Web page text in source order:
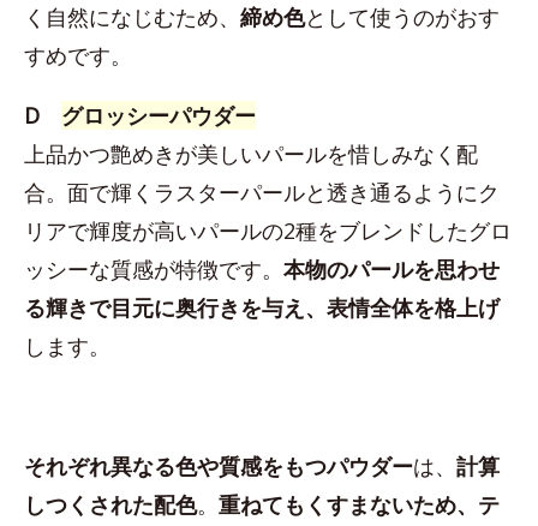
く自然になじむため、 締め色として使うのがおす
すめです。
D
グロッシーパウダー
上品かつ艶めきが美しいパールを惜しみなく配
合。面で輝くラスターパールと透き通るようにク
リアで輝度が高いパールの2種をブレンドしたグロ
ッシーな質感が特徴です。 本物のパールを思わせ
る輝きで目元に奥行きを与え、表情全体を格上げ
します。
それぞれ異なる色や質感をもつパウダーは、 計算
しつくされた配色。 重ねてもくすまないため、テ